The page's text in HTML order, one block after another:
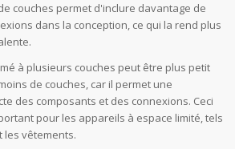
couches permet d'inclure davantage de
dans la conception, ce qui la rend plus
à plusieurs couches peut être plus petit
de couches, car il permet une
des composants et des connexions. Ceci
pour les appareils à espace limité, tels
les vêtements.